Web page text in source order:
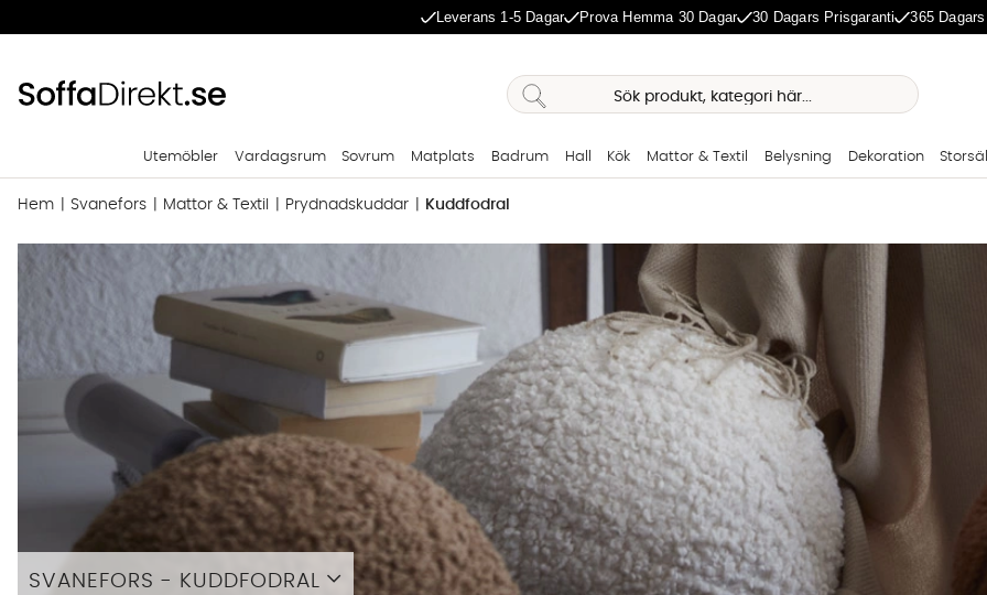
Leverans 1-5 Dagar Prova Hemma 30 Dagar 30 Dagars Prisgaranti 365
Utemöbler Vardagsrum Sovrum Matplats Badrum Hall Kök Mattor & Textil Belysning Dekoration
Hem Svanefors Mattor & Textil Prydnadskuddar Kuddfodral
SVANEFORS - KUDDFODRAL